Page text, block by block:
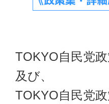
TOKYO自民党
及び、
TOKYO自民党